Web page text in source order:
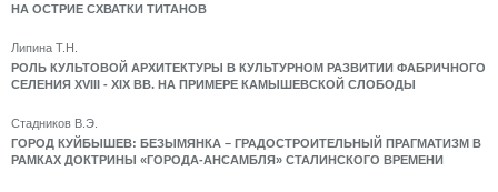
НА ОСТРИЕ СХВАТКИ ТИТАНОВ
Липина Т.Н.
РОЛЬ КУЛЬТОВОЙ АРХИТЕКТУРЫ В КУЛЬТУРНОМ РАЗВИТИИ ФАБРИЧНОГО
СЕЛЕНИЯ XVIII - XIX ВВ. НА ПРИМЕРЕ КАМЫШЕВСКОЙ СЛОБОДЫ
Стадников В.Э.
ГОРОД КУЙБЫШЕВ: БЕЗЫМЯНКА – ГРАДОСТРОИТЕЛЬНЫЙ ПРАГМАТИЗМ В
РАМКАХ ДОКТРИНЫ «ГОРОДА-АНСАМБЛЯ» СТАЛИНСКОГО ВРЕМЕНИ